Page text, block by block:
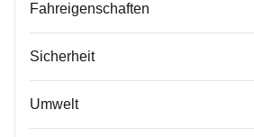
Fahreigenschaften
Sicherheit
Umwelt